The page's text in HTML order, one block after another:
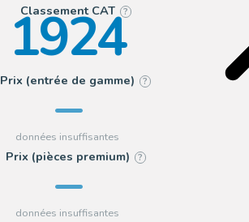
Classement CAT ?
1924
Prix (entrée de gamme) ?
Prix (pièces premium) ?